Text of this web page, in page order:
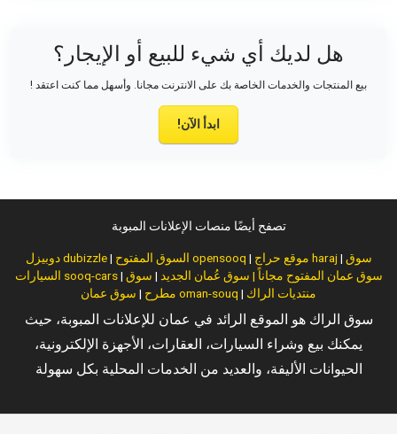
هل لديك أي شيء للبيع أو الإيجار؟
بيع المنتجات والخدمات الخاصة بك على الانترنت مجانا. وأسهل مما كنت اعتقد !
ابدأ الآن!
تصفح أيضًا منصات الإعلانات المبوبة
دوبيزل dubizzle| السوق المفتوح opensooq | موقع حراج haraj| سوق
السيارات sooq-cars| سوق عمان المفتوح مجاناً | سوق عُمان الجديد | سوق
مطرح | سوق عمان oman-souq | منتديات الراك
سوق الراك هو الموقع الرائد في عمان للإعلانات المبوبة، حيث
يمكنك بيع وشراء السيارات، العقارات، الأجهزة الإلكترونية،
الحيوانات الأليفة، والعديد من الخدمات المحلية بكل سهولة